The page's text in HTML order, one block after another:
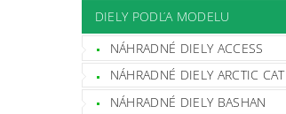
DIELY PODĽA MODELU
NÁHRADNÉ DIELY ACCESS
NÁHRADNÉ DIELY ARCTIC CAT
NÁHRADNÉ DIELY BASHAN